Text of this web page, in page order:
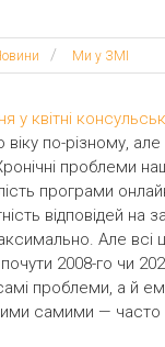
Ми у ЗМІ
у квітні
віку по-різному,
проблеми
програми
відповідей
Але всі
2008-го чи
самі проблеми, а й
самими — часто